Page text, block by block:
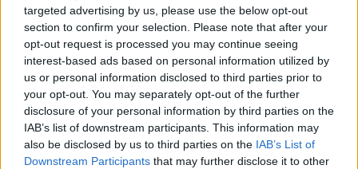
targeted advertising by us, please use the below opt-out
section to confirm your selection. Please note that after your
opt-out request is processed you may continue seeing
interest-based ads based on personal information utilized by
us or personal information disclosed to third parties prior to
your opt-out. You may separately opt-out of the further
disclosure of your personal information by third parties on the
IAB’s list of downstream participants. This information may
also be disclosed by us to third parties on the IAB’s List of
Downstream Participants that may further disclose it to other